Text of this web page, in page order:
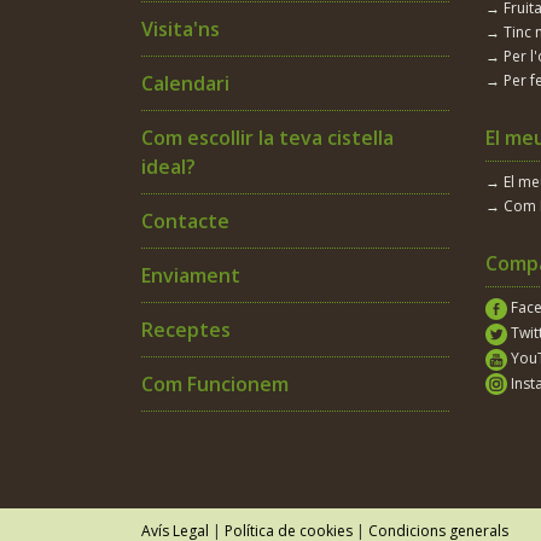
Ceba
Ceba Tendra
Ceba tendra
Ceps
Cherry
Cigro
Cigrons
Cireres
Codony
Visita'ns
Calendari
Com escollir la teva cistella
ideal?
Contacte
Enviament
Receptes
Com Funcionem
→
→ Tinc
→ Per
→ Per
El
→ El
→ Com
Avís Legal | Política de cookies | Condicions generals